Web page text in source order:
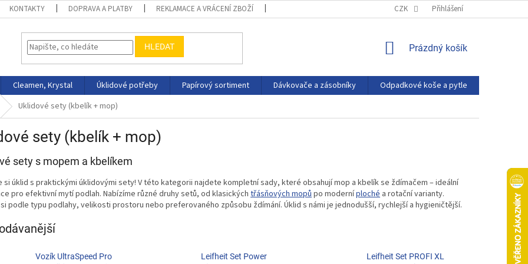
KONTAKTY DOPRAVA A PLATBY REKLAMACE A VRÁCENÍ ZBOŽÍ PODMÍNKY OCHRANY OSOBNÍCH ÚDAJŮ
CZK Přihlášení
HLEDAT
NÁKUPNÍ
Prázdný košík
Cleamen, Krystal Úklidové potřeby Papírový sortiment Dávkovače a zásobníky Odpadkové koše a pytle
Uklidové sety (kbelík + mop)
sety (kbelík + mop)
sety s mopem a kbelíkem
si úklid s praktickými úklidovými sety! V této kategorii najdete kompletní sady, které obsahují mop a kbelík se ždímačem – ideální
pro efektivní mytí podlah. Nabízíme různé druhy setů, od klasických třásňových mopůpo moderníploché a rotační varianty.
podle typu podlahy, velikosti prostoru nebo preferovaného způsobu ždímání. Úklid s námi je jednodušší, rychlejší a hygieničtější.
Vozík UltraSpeed Pro
Leifheit Set Power
Leifheit Set PROFI XL